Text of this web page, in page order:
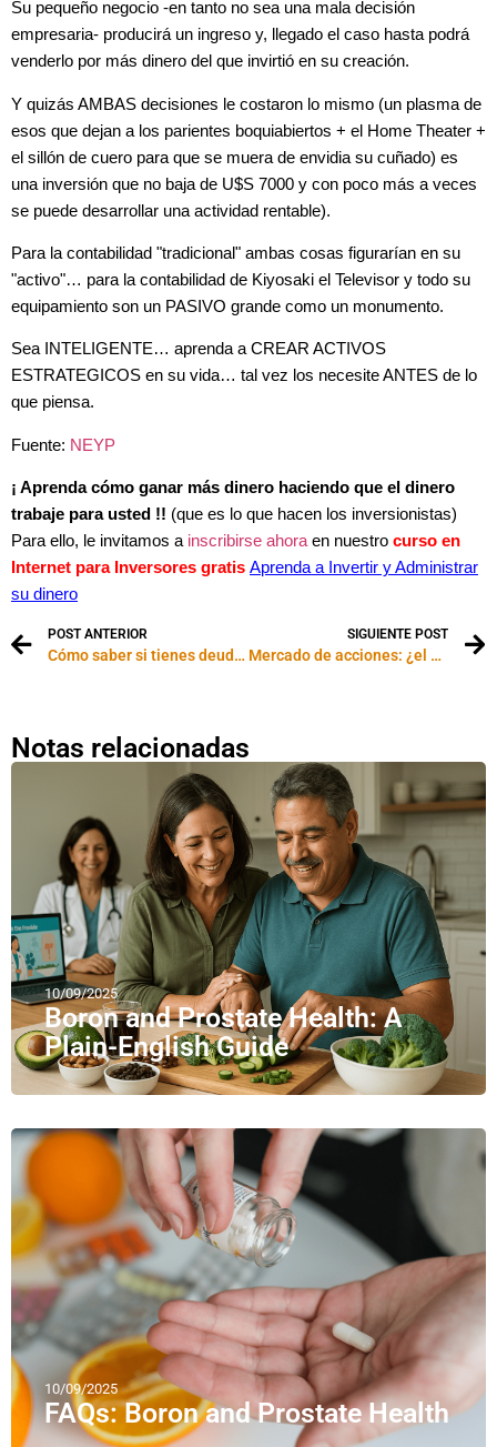
Su pequeño negocio -en tanto no sea una mala decisión
empresaria- producirá un ingreso y, llegado el caso hasta podrá
venderlo por más dinero del que invirtió en su creación.
Y quizás AMBAS decisiones le costaron lo mismo (un plasma de
esos que dejan a los parientes boquiabiertos + el Home Theater +
el sillón de cuero para que se muera de envidia su cuñado) es
una inversión que no baja de U$S 7000 y con poco más a veces
se puede desarrollar una actividad rentable).
Para la contabilidad "tradicional" ambas cosas figurarían en su
"activo"… para la contabilidad de Kiyosaki el Televisor y todo su
equipamiento son un PASIVO grande como un monumento.
Sea INTELIGENTE… aprenda a CREAR ACTIVOS
ESTRATEGICOS en su vida… tal vez los necesite ANTES de lo
que piensa.
Fuente: NEYP
¡ Aprenda cómo ganar más dinero haciendo que el dinero
trabaje para usted !! (que es lo que hacen los inversionistas)
Para ello, le invitamos a inscribirse ahora en nuestro curso en
Internet para Inversores gratis Aprenda a Invertir y Administrar
su dinero
POST ANTERIOR
Cómo saber si tienes deudas hasta el cuello
SIGUIENTE POST
Mercado de acciones: ¿el éxito sólo pasa por acertar?
Notas relacionadas
10/09/2025
Boron and Prostate Health: A
Plain-English Guide
10/09/2025
FAQs: Boron and Prostate Health